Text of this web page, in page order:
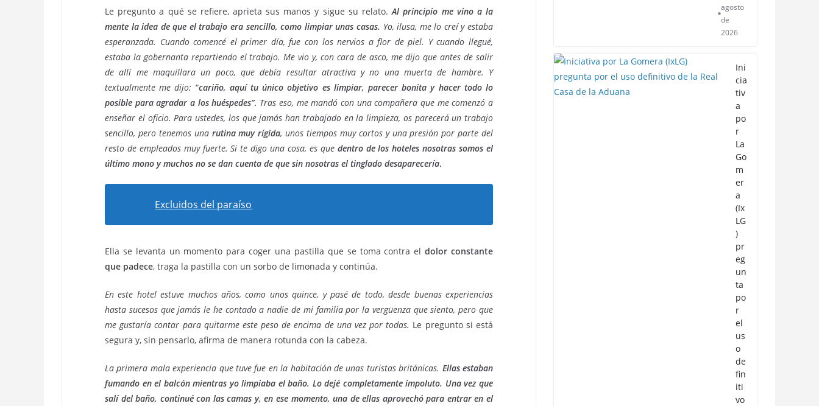
Le pregunto a qué se refiere, aprieta sus manos y sigue su relato.Al principio me vino a la
mente la idea de que el trabajo era sencillo, como limpiar unas casas. Yo, ilusa, me lo creí y estaba
esperanzada. Cuando comencé el primer día, fue con los nervios a flor de piel. Y cuando llegué,
estaba la gobernanta repartiendo el trabajo. Me vio y, con cara de asco, me dijo que antes de salir
de allí me maquillara un poco, que debía resultar atractiva y no una muerta de hambre. Y
textualmente me dijo: “cariño, aquí tu único objetivo es limpiar, parecer bonita y hacer todo lo
posible para agradar a los huéspedes”. Tras eso, me mandó con una compañera que me comenzó a
enseñar el oficio. Para ustedes, los que jamás han trabajado en la limpieza, os parecerá un trabajo
sencillo, pero tenemos una rutina muy rígida, unos tiempos muy cortos y una presión por parte del
resto de empleados muy fuerte. Si te digo una cosa, es que dentro de los hoteles nosotras somos el
último mono y muchos no se dan cuenta de que sin nosotras el tinglado desaparecería.
Excluidos del paraíso
Ella se levanta un momento para coger una pastilla que se toma contra eldolor constante
que padece, traga la pastilla con un sorbo de limonada y continúa.
En este hotel estuve muchos años, como unos quince, y pasé de todo, desde buenas experiencias
hasta sucesos que jamás le he contado a nadie de mi familia por la vergüenza que siento, pero que
me gustaría contar para quitarme este peso de encima de una vez por todas. Le pregunto si está
segura y, sin pensarlo, afirma de manera rotunda con la cabeza.
La primera mala experiencia que tuve fue en la habitación de unas turistas británicas. Ellas estaban
fumando en el balcón mientras yo limpiaba el baño. Lo dejé completamente impoluto. Una vez que
salí del baño, continué con las camas y, en ese momento, una de ellas aprovechó para entrar en el
agosto
de
2026
Ini
cia
tiv
a
po
r
La
Go
m
er
a
(Ix
LG
)
pr
eg
un
ta
po
r
el
us
o
de
fin
iti
vo